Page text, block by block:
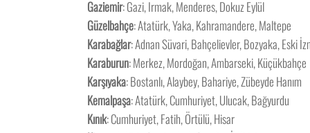
Gaziemir: Gazi, Irmak, Menderes, Dokuz Eylül
Güzelbahçe: Atatürk, Yaka, Kahramandere, Maltepe
Karabağlar: Adnan Süvari, Bahçelievler, Bozyaka, Eski
Karaburun: Merkez, Mordoğan, Ambarseki, Küçükbahçe
Karşıyaka: Bostanlı, Alaybey, Bahariye, Zübeyde Hanım
Kemalpaşa: Atatürk, Cumhuriyet, Ulucak, Bağyurdu
Kınık: Cumhuriyet, Fatih, Örtülü, Hisar